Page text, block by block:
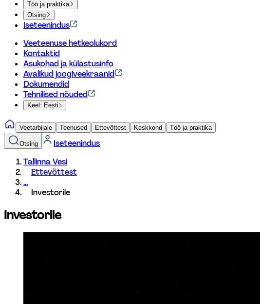
Töö ja praktika
Otsing
Iseteenindus
Veeteenuse hetkeolukord
Kontaktid
Asukohad ja külastusinfo
Avalikud joogiveekraanid
Dokumendid
Tehnilised nõuded
Keel: Eesti
Veetarbijale Teenused Ettevõttest Keskkond Töö ja praktika
Otsing
Iseteenindus
Tallinna Vesi
Ettevõttest
...
Investorile
Investorile